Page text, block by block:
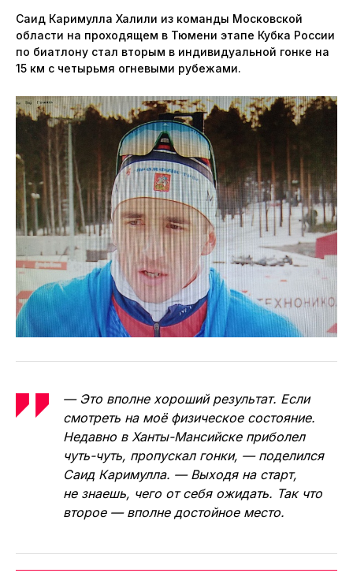
Саид Каримулла Халили из команды Московской
области на проходящем в Тюмени этапе Кубка России
по биатлону стал вторым в индивидуальной гонке на
15 км с четырьмя огневыми рубежами.
— Это вполне хороший результат. Если
смотреть на моё физическое состояние.
Недавно в Ханты-Мансийске приболел
чуть-чуть, пропускал гонки, — поделился
Саид Каримулла. — Выходя на старт,
не знаешь, чего от себя ожидать. Так что
второе — вполне достойное место.